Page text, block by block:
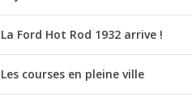
La Ford Hot Rod 1932 arrive !
Les courses en pleine ville